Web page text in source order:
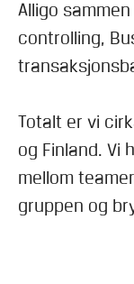
Alligo
controlling,
Totalt er vi
og Finland. Vi
mellom
gruppen og